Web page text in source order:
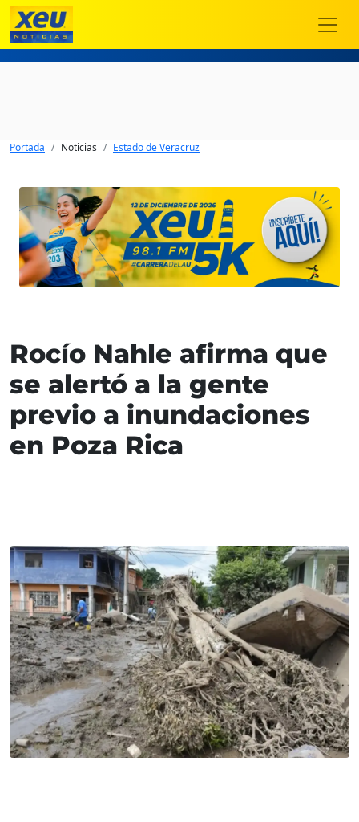
Portada Noticias Estado de Veracruz
Rocío Nahle afirma que
se alertó a la gente
previo a inundaciones
en Poza Rica